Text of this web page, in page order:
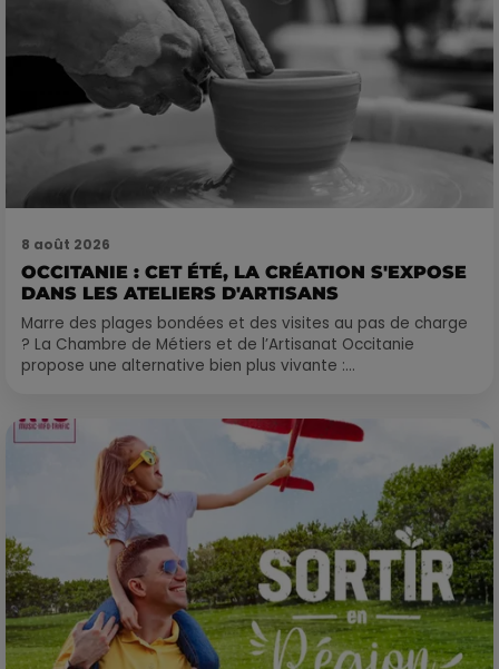
8 août 2026
OCCITANIE : CET ÉTÉ, LA CRÉATION S'EXPOSE
DANS LES ATELIERS D'ARTISANS
Marre des plages bondées et des visites au pas de charge
? La Chambre de Métiers et de l’Artisanat Occitanie
propose une alternative bien plus vivante :...